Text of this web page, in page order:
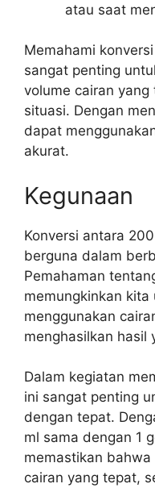
atau saat
Memahami
sangat penting
volume cairan
situasi. Dengan
dapat
akurat.
Kegunaan
Konversi antara
berguna dalam
Pemahaman
memungkinkan
menggunakan
menghasilkan hasil
Dalam kegiatan
ini sangat penting
dengan tepat.
ml sama dengan 1
memastikan
cairan yang tepat,